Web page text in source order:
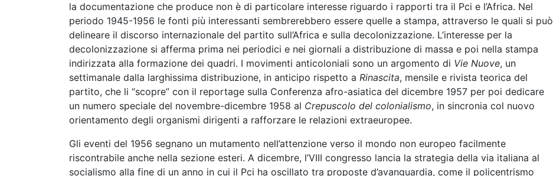
la documentazione che produce non è di particolare interesse riguardo i rapporti tra il Pci e l’Africa. Nel
periodo 1945-1956 le fonti più interessanti sembrerebbero essere quelle a stampa, attraverso le quali si può
delineare il discorso internazionale del partito sull’Africa e sulla decolonizzazione. L’interesse per la
decolonizzazione si afferma prima nei periodici e nei giornali a distribuzione di massa e poi nella stampa
indirizzata alla formazione dei quadri. I movimenti anticoloniali sono un argomento di Vie Nuove, un
settimanale dalla larghissima distribuzione, in anticipo rispetto a Rinascita, mensile e rivista teorica del
partito, che li “scopre” con il reportage sulla Conferenza afro-asiatica del dicembre 1957 per poi dedicare
un numero speciale del novembre-dicembre 1958 al Crepuscolo del colonialismo, in sincronia col nuovo
orientamento degli organismi dirigenti a rafforzare le relazioni extraeuropee.
Gli eventi del 1956 segnano un mutamento nell’attenzione verso il mondo non europeo facilmente
riscontrabile anche nella sezione esteri. A dicembre, l’VIII congresso lancia la strategia della via italiana al
socialismo alla fine di un anno in cui il Pci ha oscillato tra proposte d’avanguardia, come il policentrismo